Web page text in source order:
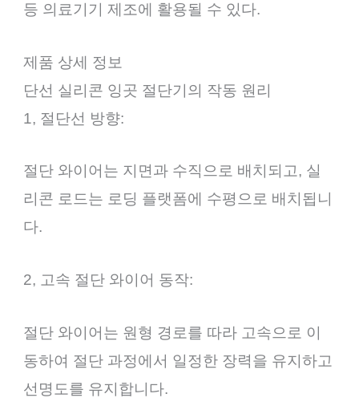
등 의료기기 제조에 활용될 수 있다.
제품 상세 정보
단선 실리콘 잉곳 절단기의 작동 원리
1, 절단선 방향:
절단 와이어는 지면과 수직으로 배치되고, 실
리콘 로드는 로딩 플랫폼에 수평으로 배치됩니
다.
2, 고속 절단 와이어 동작:
절단 와이어는 원형 경로를 따라 고속으로 이
동하여 절단 과정에서 일정한 장력을 유지하고
선명도를 유지합니다.